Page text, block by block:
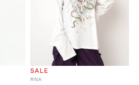
RNA